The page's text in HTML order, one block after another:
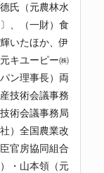
氏（元農林水
、（一財）食
いたほか、伊
キユーピー㈱
ン理事長）両
技術会議事務
術会議事務局
）全国農業改
官房協同組合
・山本領（元